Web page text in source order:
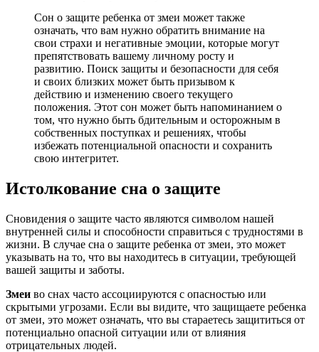
Сон о защите ребенка от змеи может также
означать, что вам нужно обратить внимание на
свои страхи и негативные эмоции, которые могут
препятствовать вашему личному росту и
развитию. Поиск защиты и безопасности для себя
и своих близких может быть призывом к
действию и изменению своего текущего
положения. Этот сон может быть напоминанием о
том, что нужно быть бдительным и осторожным в
собственных поступках и решениях, чтобы
избежать потенциальной опасности и сохранить
свою интегритет.
Истолкование сна о защите
Сновидения о защите часто являются символом нашей
внутренней силы и способности справиться с трудностями в
жизни. В случае сна о защите ребенка от змеи, это может
указывать на то, что вы находитесь в ситуации, требующей
вашей защиты и заботы.
Змеи во снах часто ассоциируются с опасностью или
скрытыми угрозами. Если вы видите, что защищаете ребенка
от змеи, это может означать, что вы стараетесь защититься от
потенциально опасной ситуации или от влияния
отрицательных людей.